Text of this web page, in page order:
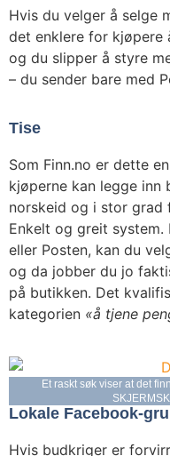
Hvis du velger å selge
det enklere for kjøpere
og du slipper å styre
– du sender bare med
Tise
Som Finn.no er dette
kjøperne kan legge inn
norskeid og i stor grad
Enkelt og greit system.
eller Posten, kan du
og da jobber du jo
på butikken. Det
kategorien «å tjene
Lokale Facebook-
Hvis budkriger er
Et raskt søk viser at det